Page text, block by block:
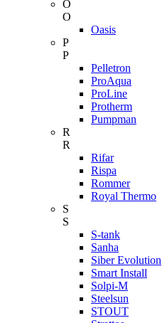
O
O
Oasis
P
P
Pelletron
ProAqua
ProLine
Protherm
Pumpman
R
R
Rifar
Rispa
Rommer
Royal Thermo
S
S
S-tank
Sanha
Siber Evolution
Smart Install
Solpi-M
Steelsun
STOUT